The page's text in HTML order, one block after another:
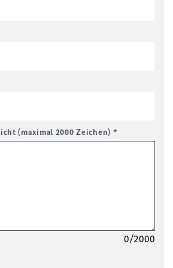
(maximal 2000 Zeichen) *
0/2000